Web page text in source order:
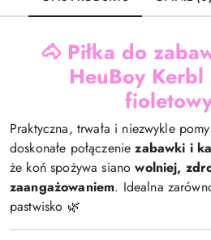
🐴 Piłka do
HeuBoy
Praktyczna, trwała i niezwykle
doskonałe połączeniezabawki i
że koń spożywa sianowolniej,
zaangażowaniem. Idealna
pastwisko 🌿